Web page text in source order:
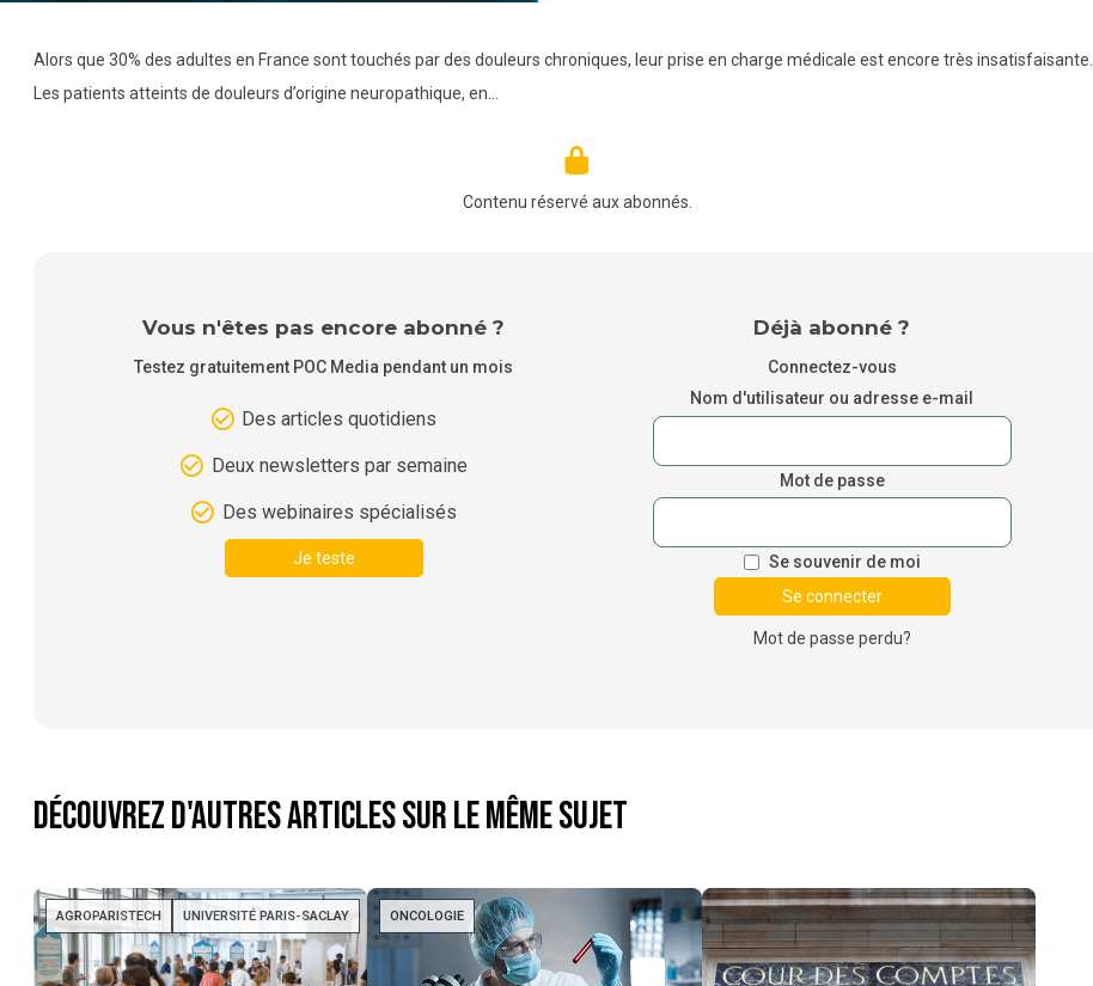
Alors que 30% des adultes en France sont touchés par des douleurs chroniques, leur prise en charge médicale est encore très insatisfaisante.
Les patients atteints de douleurs d’origine neuropathique, en…
Contenu réservé aux abonnés.
Vous n'êtes pas encore abonné ?
Testez gratuitement POC Media pendant un mois
Des articles quotidiens
Deux newsletters par semaine
Des webinaires spécialisés
Je teste
Déjà abonné ?
Connectez-vous
Nom d'utilisateur ou adresse e-mail
Mot de passe
Se souvenir de moi
Mot de passe perdu?
Découvrez d'autres articles sur le même sujet
AGROPARISTECH UNIVERSITÉ PARIS-SACLAY ONCOLOGIE